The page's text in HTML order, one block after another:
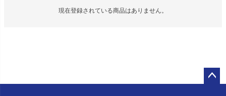
現在登録されている商品はありません。